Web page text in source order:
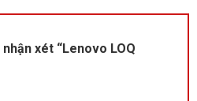
xét “Lenovo LOQ